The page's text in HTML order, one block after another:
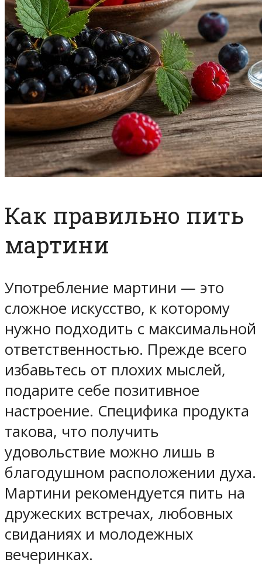
Как правильно пить
мартини
Употребление мартини — это
сложное искусство, к которому
нужно подходить с максимальной
ответственностью. Прежде всего
избавьтесь от плохих мыслей,
подарите себе позитивное
настроение. Специфика продукта
такова, что получить
удовольствие можно лишь в
благодушном расположении духа.
Мартини рекомендуется пить на
дружеских встречах, любовных
свиданиях и молодежных
вечеринках.